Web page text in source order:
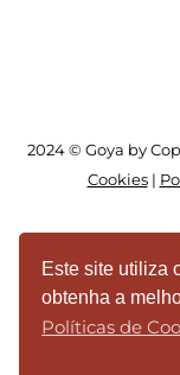
2024 © Goya by
Cookies|
Este site utiliza
obtenha a
Políticas de